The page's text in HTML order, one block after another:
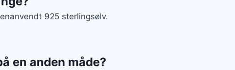
925 sterlingsølv.
en anden måde?